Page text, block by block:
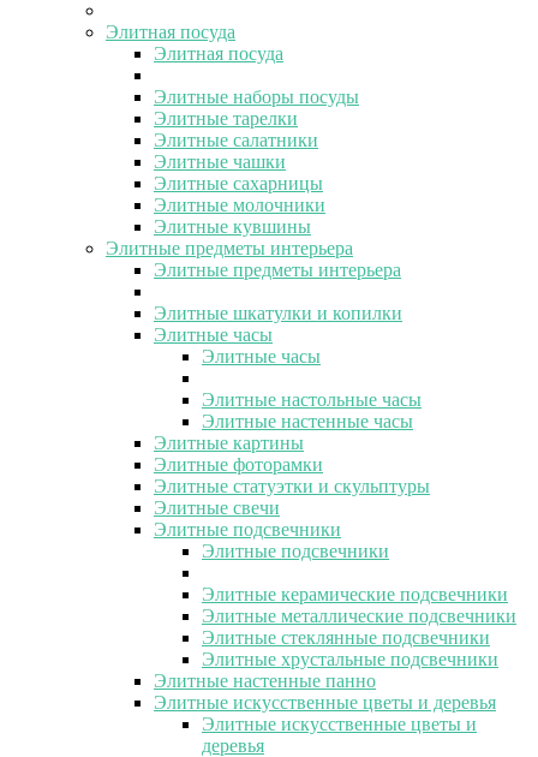
Элитная посуда
Элитная посуда
Элитные наборы посуды
Элитные тарелки
Элитные салатники
Элитные чашки
Элитные сахарницы
Элитные молочники
Элитные кувшины
Элитные предметы интерьера
Элитные предметы интерьера
Элитные шкатулки и копилки
Элитные часы
Элитные часы
Элитные настольные часы
Элитные настенные часы
Элитные картины
Элитные фоторамки
Элитные статуэтки и скульптуры
Элитные свечи
Элитные подсвечники
Элитные подсвечники
Элитные керамические подсвечники
Элитные металлические подсвечники
Элитные стеклянные подсвечники
Элитные хрустальные подсвечники
Элитные настенные панно
Элитные искусственные цветы и деревья
Элитные искусственные цветы и
деревья